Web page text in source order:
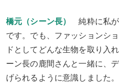
橋元（シーン長）
純粋に私が
です。でも、ファッションシ
ドとしてどんな生物を取り入
ーン長の鹿間さんと一緒に、
げられるように意識しました